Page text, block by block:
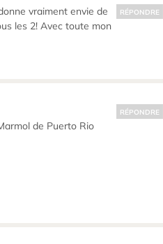
vraiment envie de
les 2! Avec toute mon
RÉPONDRE
de Puerto Rio
RÉPONDRE